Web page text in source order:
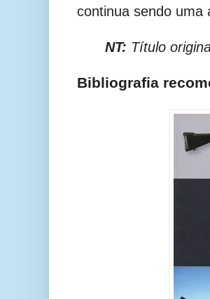
continua sendo uma
NT: Título
Bibliografia